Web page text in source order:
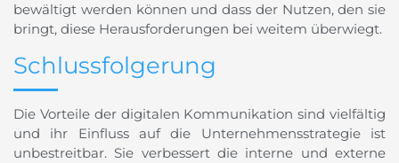
bewältigt werden können und dass der Nutzen, den sie
bringt, diese Herausforderungen bei weitem überwiegt.
Schlussfolgerung
Die Vorteile der digitalen Kommunikation sind vielfältig
und ihr Einfluss auf die Unternehmensstrategie ist
unbestreitbar. Sie verbessert die interne und externe